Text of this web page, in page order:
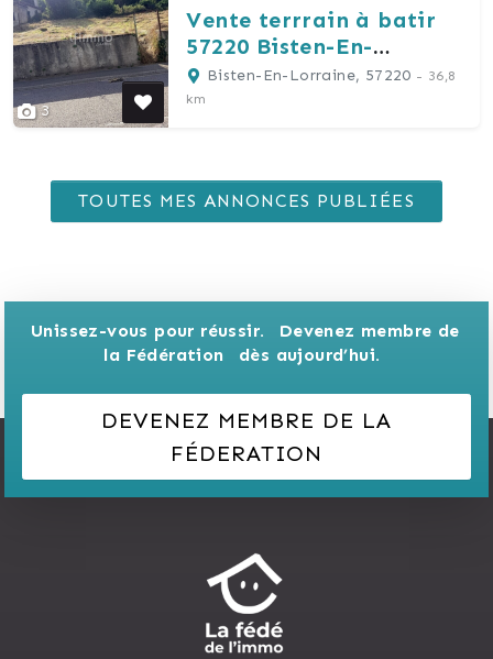
3
Vente terrrain à batir
57220 Bisten-En-
Lorraine
Bisten-En-Lorraine, 57220 - 36,8
km
TOUTES MES ANNONCES PUBLIÉES
Unissez-vous pour réussir.
Devenez membre de
la Fédération
dès aujourd’hui.
DEVENEZ MEMBRE DE LA
FÉDERATION